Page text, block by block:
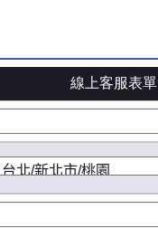
線上客服表單